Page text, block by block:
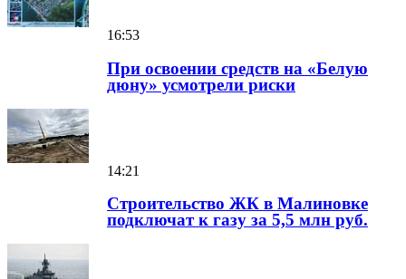
16:53
При освоении средств на «Белую
дюну» усмотрели риски
14:21
Строительство ЖК в Малиновке
подключат к газу за 5,5 млн руб.